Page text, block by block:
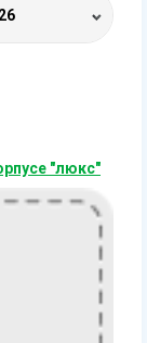
"люкс"